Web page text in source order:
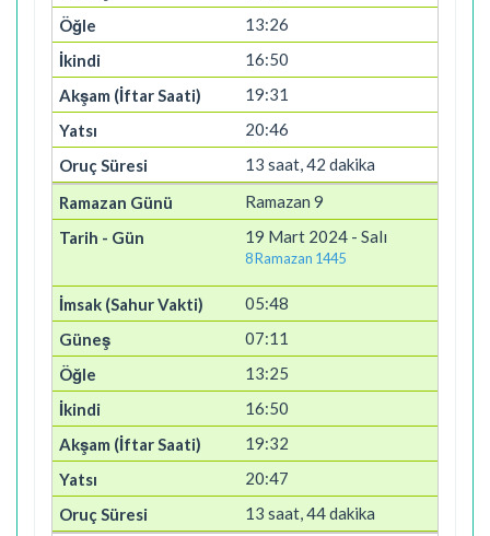
13:26
16:50
19:31
20:46
13 saat, 42 dakika
Ramazan 9
19 Mart 2024 - Salı
8 Ramazan 1445
05:48
07:11
13:25
16:50
19:32
20:47
13 saat, 44 dakika